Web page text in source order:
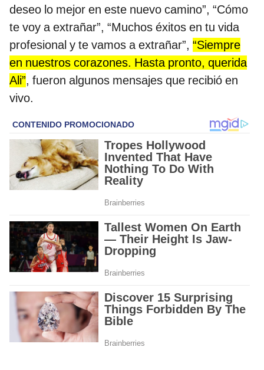
deseo lo mejor en este nuevo camino”, “Cómo
te voy a extrañar”, “Muchos éxitos en tu vida
profesional y te vamos a extrañar”, “Siempre
en nuestros corazones. Hasta pronto, querida
Ali”, fueron algunos mensajes que recibió en
vivo.